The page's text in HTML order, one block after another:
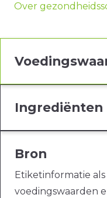
Over
Ingrediënten
Bron
Etiketinformatie
voedingswaarden